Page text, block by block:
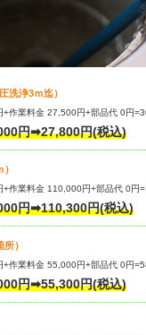
管工事/3ｍまで）
排水管工事/3ｍ超
削・埋め戻し作業）
㎝未満）
㎝以上）
（厚さ10㎝まで）
（厚さ10㎝超え）
さ10㎝まで）
防水処理・清掃・修
加工など（軽作業）
防水処理・清掃・修
加工など（中作業）
防水処理・清掃・修
加工など（重作業）
ク）
（壁付・デッキ
栓（壁付・デッキ
)
洗浄3ｍ迄）
+作業料金 27,500円+部品代 0円
円➡27,800円(税込)
+作業料金 110,000円+部品代 0円
円➡110,300円(税込)
）
+作業料金 55,000円+部品代 0円
円➡55,300円(税込)